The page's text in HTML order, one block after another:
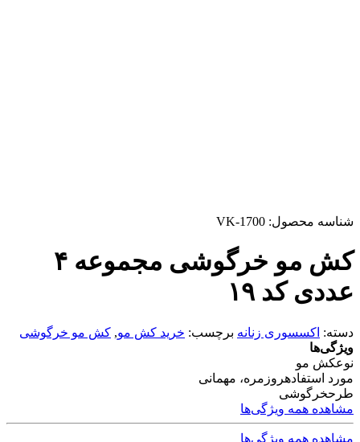
شناسه محصول: VK-1700
کش مو خرگوشی مجموعه ۴
عددی کد ۱۹
دسته: اکسسوری زنانه برچسب: خرید کش مو, کش مو خرگوشی
ویژگی‌ها
نوعکش مو
مورد استفادهروزمره، مهمانی
طرحخرگوشی
مشاهده همه ویژگی‌ها
مشاهده همه ویژگی‌ها